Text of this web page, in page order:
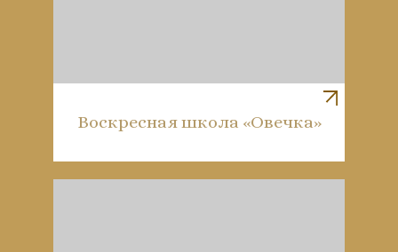
Воскресная школа «Овечка»